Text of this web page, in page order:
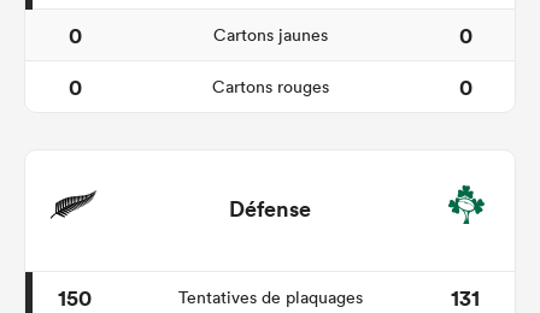
0
Cartons jaunes
0
0
Cartons rouges 0
Défense
150 Tentatives de plaquages
131